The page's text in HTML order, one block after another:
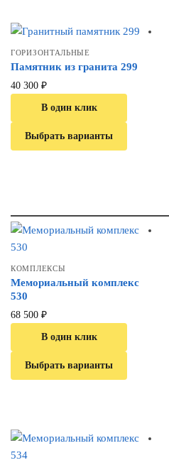
ГОРИЗОНТАЛЬНЫЕ
Памятник из гранита 299
40 300 ₽
В один клик
Выбрать варианты
КОМПЛЕКСЫ
Мемориальный комплекс
530
68 500 ₽
В один клик
Выбрать варианты